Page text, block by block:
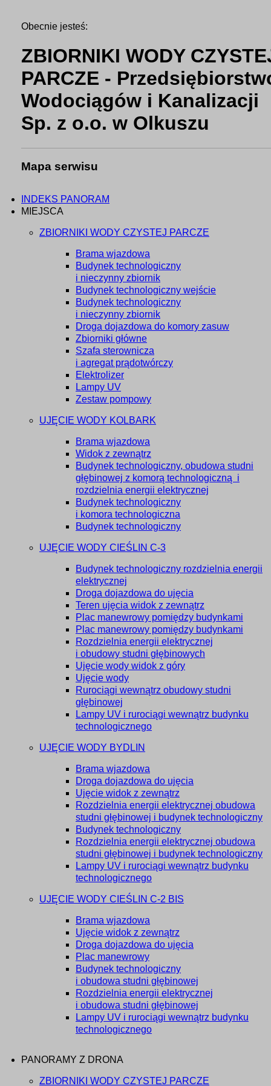
Obecnie jesteś:
ZBIORNIKI WODY
PARCZE -
Wodociągów i Kanalizacji
Sp. z o.o. w Olkuszu
Mapa serwisu
INDEKS PANORAM
MIEJSCA
ZBIORNIKI WODY CZYSTEJ PARCZE
Brama wjazdowa
Budynek technologiczny
i nieczynny zbiornik
Budynek technologiczny wejście
Budynek technologiczny
i nieczynny zbiornik
Droga dojazdowa do komory zasuw
Zbiorniki główne
Szafa sterownicza
i agregat prądotwórczy
Elektrolizer
Lampy UV
Zestaw pompowy
UJĘCIE WODY KOLBARK
Brama wjazdowa
Widok z zewnątrz
Budynek technologiczny, obudowa studni
głębinowej z komorą technologiczną i
rozdzielnia energii elektrycznej
Budynek technologiczny
i komora technologiczna
Budynek technologiczny
UJĘCIE WODY CIEŚLIN C-3
Budynek technologiczny rozdzielnia energii
elektrycznej
Droga dojazdowa do ujęcia
Teren ujęcia widok z zewnątrz
Plac manewrowy pomiędzy budynkami
Plac manewrowy pomiędzy budynkami
Rozdzielnia energii elektrycznej
i obudowy studni głębinowych
Ujęcie wody widok z góry
Ujęcie wody
Rurociągi wewnątrz obudowy studni
głębinowej
Lampy UV i rurociągi wewnątrz budynku
technologicznego
UJĘCIE WODY BYDLIN
Brama wjazdowa
Droga dojazdowa do ujęcia
Ujęcie widok z zewnątrz
Rozdzielnia energii elektrycznej obudowa
studni głębinowej i budynek technologiczny
Budynek technologiczny
Rozdzielnia energii elektrycznej obudowa
studni głębinowej i budynek technologiczny
Lampy UV i rurociągi wewnątrz budynku
technologicznego
UJĘCIE WODY CIEŚLIN C-2 BIS
Brama wjazdowa
Ujęcie widok z zewnątrz
Droga dojazdowa do ujęcia
Plac manewrowy
Budynek technologiczny
i obudowa studni głębinowej
Rozdzielnia energii elektrycznej
i obudowa studni głębinowej
Lampy UV i rurociągi wewnątrz budynku
technologicznego
PANORAMY Z DRONA
ZBIORNIKI WODY CZYSTEJ PARCZE